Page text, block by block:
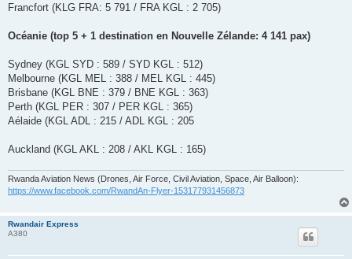
Francfort (KLG FRA: 5 791 / FRA KGL : 2 705)
Océanie (top 5 + 1 destination en Nouvelle Zélande: 4 141 pax)
Sydney (KGL SYD : 589 / SYD KGL : 512)
Melbourne (KGL MEL : 388 / MEL KGL : 445)
Brisbane (KGL BNE : 379 / BNE KGL : 363)
Perth (KGL PER : 307 / PER KGL : 365)
Aélaide (KGL ADL : 215 / ADL KGL : 205
Auckland (KGL AKL : 208 / AKL KGL : 165)
Rwanda Aviation News (Drones, Air Force, Civil Aviation, Space, Air Balloon):
https://www.facebook.com/RwandAn-Flyer-153177931456873
Rwandair Express
A380